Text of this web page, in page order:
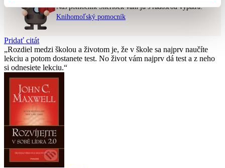
Náš pomocník Sherlock vám ju s radosťou vypátra!
Knihomoľský pomocník
Pridať citát
Rozdiel medzi školou a životom je, že v škole sa najprv naučíte
lekciu a potom dostanete test. No život vám najprv dá test a z neho
si odnesiete lekciu.